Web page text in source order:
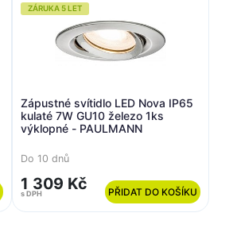
ZÁRUKA 5 LET
Zápustné svítidlo LED Nova IP65
kulaté 7W GU10 železo 1ks
výklopné - PAULMANN
Do 10 dnů
1 309 Kč
s DPH PŘIDAT DO KOŠÍKU